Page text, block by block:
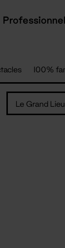
100%
Le Grand Lieu